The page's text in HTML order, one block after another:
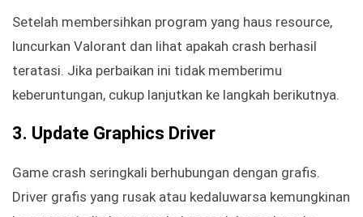
Setelah membersihkan program yang haus resource,
luncurkan Valorant dan lihat apakah crash berhasil
teratasi. Jika perbaikan ini tidak memberimu
keberuntungan, cukup lanjutkan ke langkah berikutnya.
3. Update Graphics Driver
Game crash seringkali berhubungan dengan grafis.
Driver grafis yang rusak atau kedaluwarsa kemungkinan